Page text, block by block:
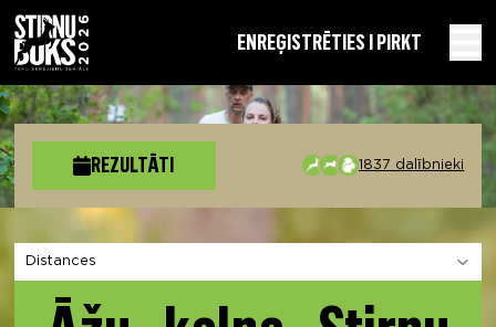
ENREĢISTRĒTIES I PIRKT
REZULTĀTI 1837 dalībnieki